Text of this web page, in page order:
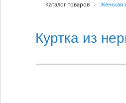
Каталог товаров > Женская
Куртка из